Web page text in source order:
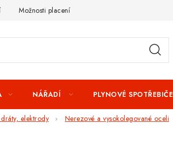
Možnosti placení
NÁŘADÍ PLYNOVÉ SPOTŘEBIČE
elektrody Nerezové a vysokolegované oceli